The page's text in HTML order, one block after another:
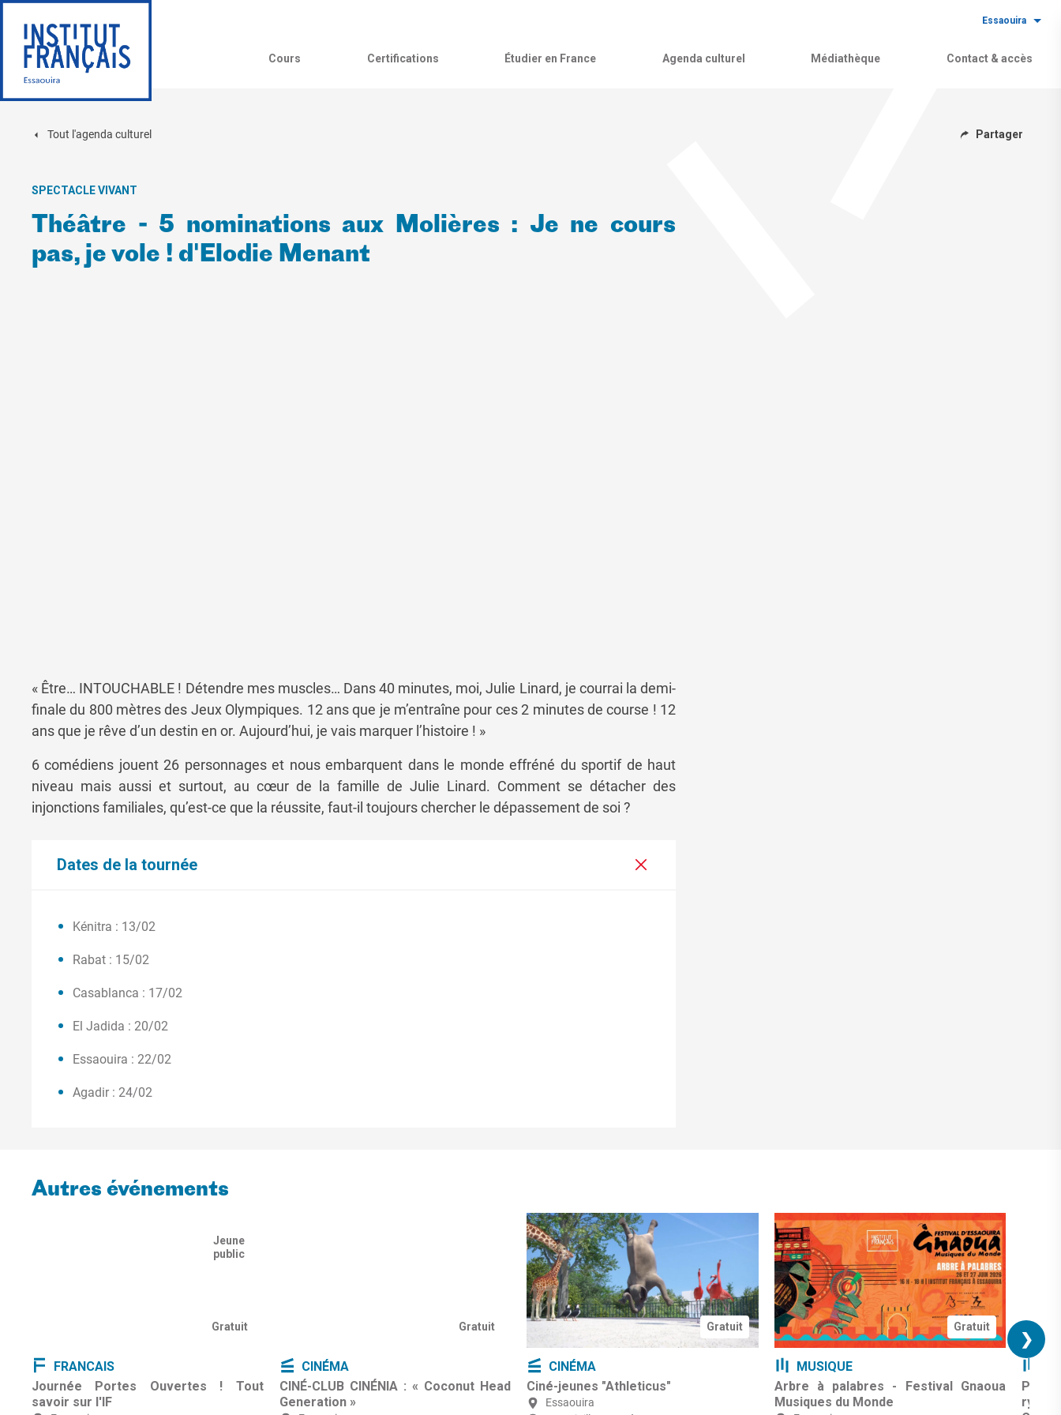
Essaouira
Cours Certifications Étudier en France Agenda culturel Médiathèque Contact & accès
Tout l'agenda culturel Partager
SPECTACLE VIVANT
Théâtre - 5 nominations aux Molières : Je ne cours
pas, je vole ! d'Elodie Menant
« Être… INTOUCHABLE ! Détendre mes muscles… Dans 40 minutes, moi, Julie Linard, je courrai la demi-
finale du 800 mètres des Jeux Olympiques. 12 ans que je m’entraîne pour ces 2 minutes de course ! 12
ans que je rêve d’un destin en or. Aujourd’hui, je vais marquer l’histoire ! »
6 comédiens jouent 26 personnages et nous embarquent dans le monde effréné du sportif de haut
niveau mais aussi et surtout, au cœur de la famille de Julie Linard. Comment se détacher des
injonctions familiales, qu’est-ce que la réussite, faut-il toujours chercher le dépassement de soi ?
Dates de la tournée
Kénitra : 13/02
Rabat : 15/02
Casablanca : 17/02
El Jadida : 20/02
Essaouira : 22/02
Agadir : 24/02
Autres événements
Gratuit
Jeune
public
FRANCAIS
Journée Portes Ouvertes ! Tout
savoir sur l'IF
Gratuit
CINÉMA
CINÉ-CLUB CINÉNIA : « Coconut Head
Generation »
Gratuit
CINÉMA
Ciné-jeunes "Athleticus"
Essaouira
Gratuit
MUSIQUE
Arbre à palabres - Festival Gnaoua
Musiques du Monde
❯